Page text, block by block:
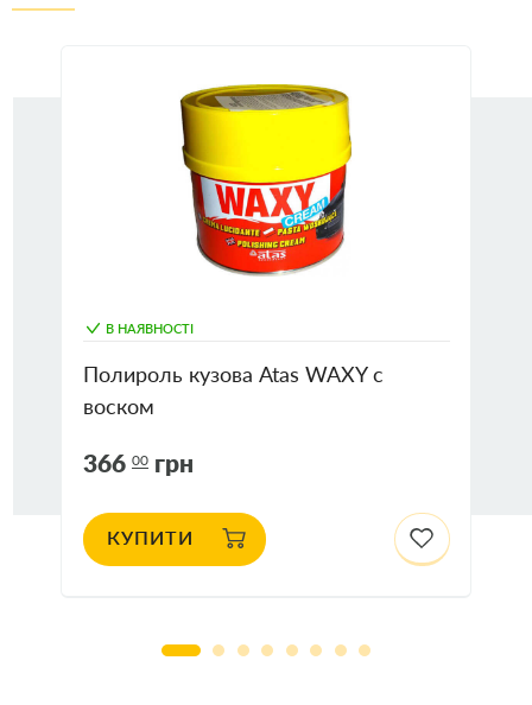
В НАЯВНОСТІ
Полироль кузова Atas WAXY с
воском
366 00 грн
КУПИТИ